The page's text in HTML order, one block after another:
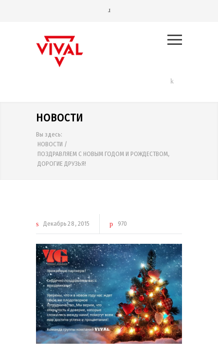
НОВОСТИ
Вы здесь:
НОВОСТИ /
ПОЗДРАВЛЯЕМ С НОВЫМ ГОДОМ И РОЖДЕСТВОМ,
ДОРОГИЕ ДРУЗЬЯ!
Декабрь 28 2015 970